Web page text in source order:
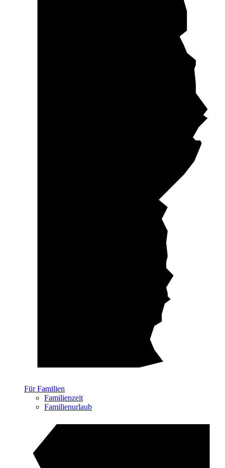
Für Familien
Familienzeit
Familienurlaub